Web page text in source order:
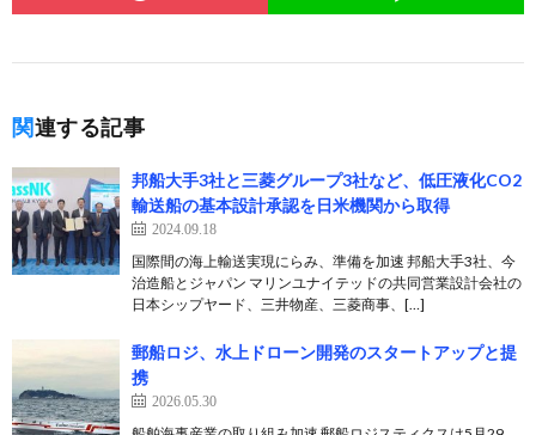
関連する記事
邦船大手3社と三菱グループ3社など、低圧液化CO2
輸送船の基本設計承認を日米機関から取得
2024.09.18
国際間の海上輸送実現にらみ、準備を加速 邦船大手3社、今
治造船とジャパン マリンユナイテッドの共同営業設計会社の
日本シップヤード、三井物産、三菱商事、[…]
郵船ロジ、水上ドローン開発のスタートアップと提
携
2026.05.30